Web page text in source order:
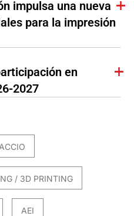
impulsa una nueva
para la impresión
en
2027
ACCIO
/ 3D PRINTING
AEI